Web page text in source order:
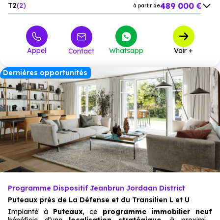
T2 2 à partir de489 000 €
à partir de 890 000 €
à partir de 1 800 000 €
Appel Contact Whatsapp Voir +
Dernières opportunités
Programme Dispositif Jeanbrun Jordaan District
Puteaux près de La Défense et du Transilien L et U
Implanté à Puteaux, ce programme immobilier neuf